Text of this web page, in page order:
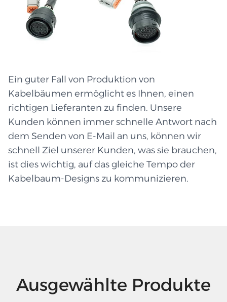
Ein guter Fall von Produktion von
Kabelbäumen ermöglicht es Ihnen, einen
richtigen Lieferanten zu finden. Unsere
Kunden können immer schnelle Antwort nach
dem Senden von E-Mail an uns, können wir
schnell Ziel unserer Kunden, was sie brauchen,
ist dies wichtig, auf das gleiche Tempo der
Kabelbaum-Designs zu kommunizieren.
Ausgewählte Produkte